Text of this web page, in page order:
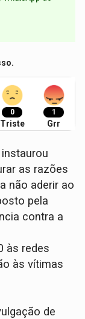
0
Triste
1
Grr
as razões
não aderir ao
pela
contra a
às redes
às vítimas
de